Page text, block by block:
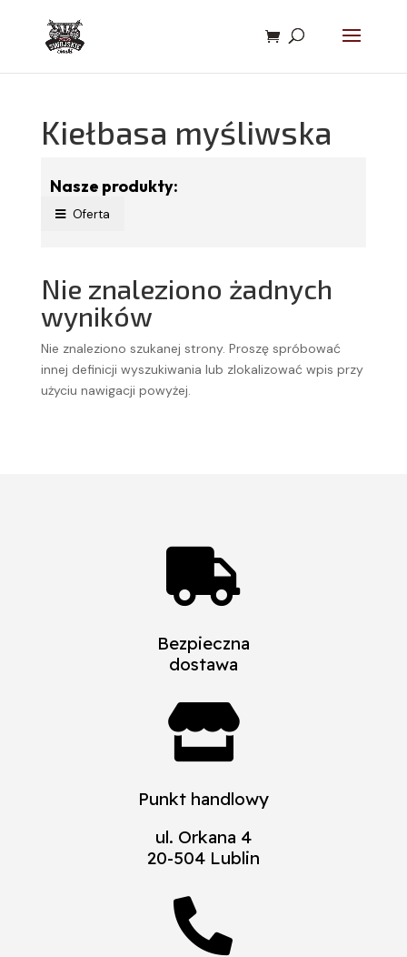
Kiełbasa myśliwska
Nasze produkty:
Oferta
Nie znaleziono żadnych
wyników
Nie znaleziono szukanej strony. Proszę spróbować
innej definicji wyszukiwania lub zlokalizować wpis przy
użyciu nawigacji powyżej.

Bezpieczna
dostawa

Punkt handlowy
ul. Orkana 4
20-504 Lublin
